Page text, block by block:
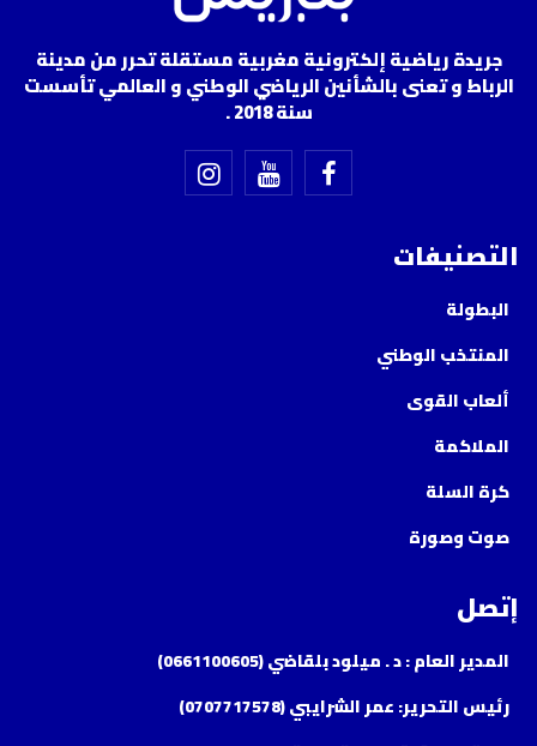
جريدة رياضية إلكترونية مغربية مستقلة تحرر من مدينة
الرباط و تعنى بالشأنين الرياضي الوطني و العالمي تأسست
سنة 2018 .
التصنيفات
البطولة
المنتخب الوطني
ألعاب القوى
الملاكمة
كرة السلة
صوت وصورة
إتصل
المدير العام : د . ميلود بلقاضي (0661100605)
رئيس التحرير: عمر الشرايبي (0707717578)